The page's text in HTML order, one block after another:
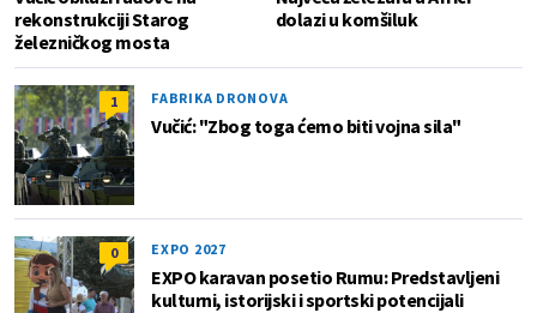
rekonstrukciji Starog
železničkog mosta
dolazi u komšiluk
1 FABRIKA DRONOVA
Vučić: "Zbog toga ćemo biti vojna sila"
0 EXPO 2027
EXPO karavan posetio Rumu: Predstavljeni
kulturni, istorijski i sportski potencijali